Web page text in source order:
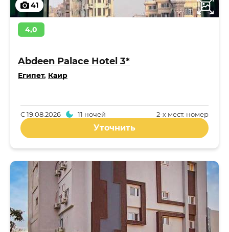
41
4,0
Abdeen Palace Hotel 3*
Египет, Каир
2-x мест. номер
С19.08.2026 11 ночей
Уточнить